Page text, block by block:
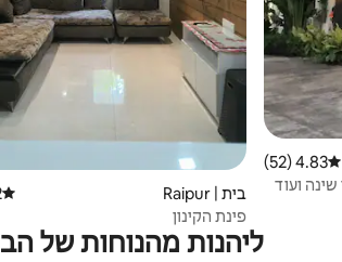
דירוג ממוצע של 4.83 מתוך 5, 52 ביקורות
4.83 (52)
בית | Raipur
פינת הקינון
ליהנות מהנוחות של